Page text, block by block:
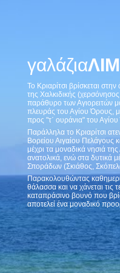
γαλάζια
Το Κριαρίτσι βρίσκεται
της Χαλκιδικής
παράθυρο των Αγιορειτών
πλευράς του Αγίου Όρους,
προς "τ΄ ουράνια" του
Παράλληλα το Κριαρίτσι
Βορείου Αιγαίου Πελάγους
μέχρι τα μοναδικά νησιά
ανατολικά, ενώ στα δυτικά
Σποράδων (Σκιάθος,
Παρακολουθώντας
θάλασσα και να χάνεται τις
καταπράσινο βουνό που
αποτελεί ένα μοναδικό